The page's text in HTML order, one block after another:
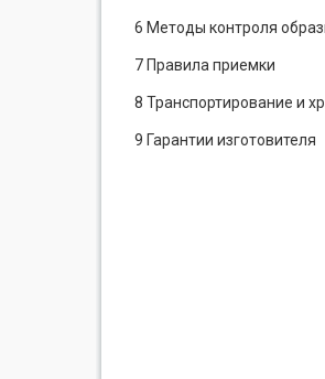
6 Методы контроля
7 Правила приемки
8 Транспортирование и
9 Гарантии изготовителя